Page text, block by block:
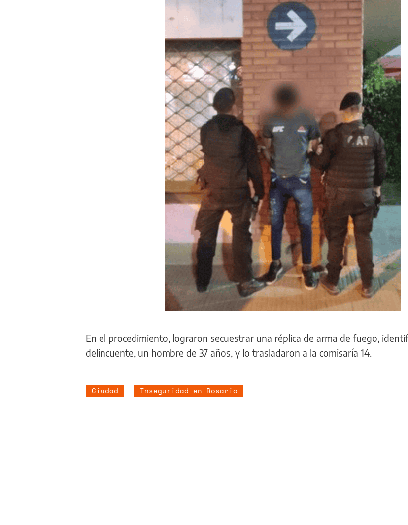
En el procedimiento, lograron secuestrar una réplica de arma de fuego,
delincuente, un hombre de 37 años, y lo trasladaron a la comisaría 14.
Ciudad Inseguridad en Rosario